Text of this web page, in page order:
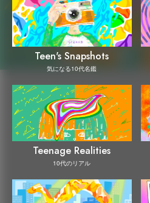
Teen's Snapshots
気になる10代名鑑
Teenage Realities
10代のリアル